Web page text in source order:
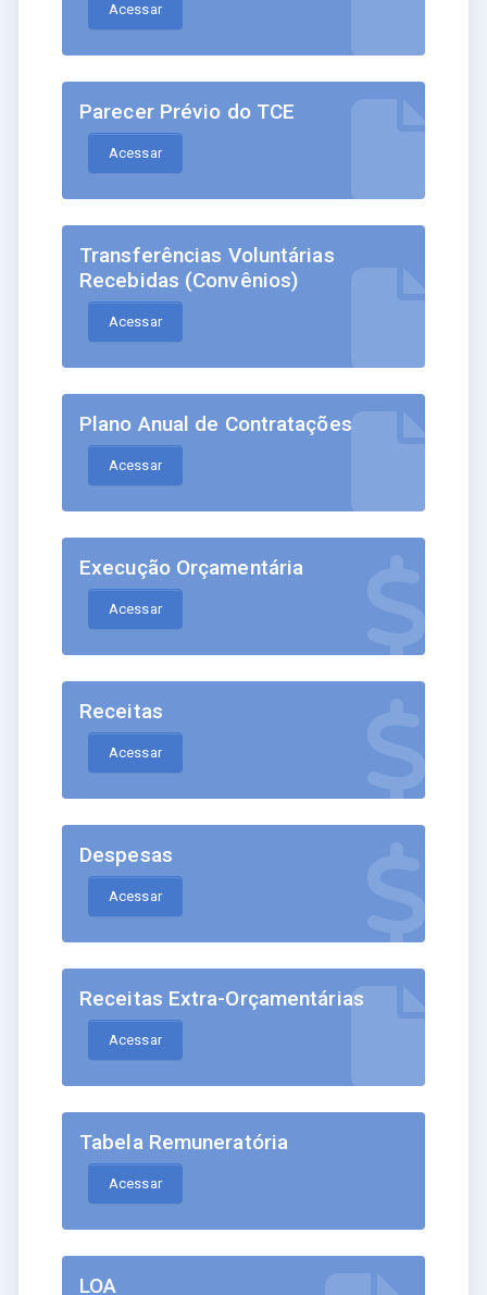
Acessar
Parecer Prévio do TCE
Acessar
Transferências Voluntárias
Recebidas (Convênios)
Acessar
Plano Anual de Contratações
Acessar
Execução Orçamentária
Acessar
Receitas
Acessar
Despesas
Acessar
Receitas Extra-Orçamentárias
Acessar
Tabela Remuneratória
Acessar
LOA